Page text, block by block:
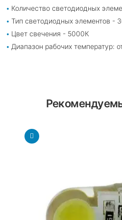
Количество светодиодных
Тип светодиодных элементов -
Цвет свечения - 5000К
Диапазон рабочих температур: